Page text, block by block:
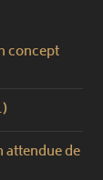
concept
attendue de